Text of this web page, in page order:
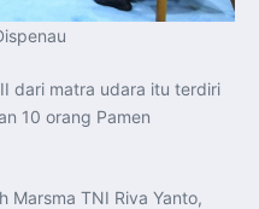
dari matra udara itu terdiri
10 orang Pamen
Marsma TNI Riva Yanto,